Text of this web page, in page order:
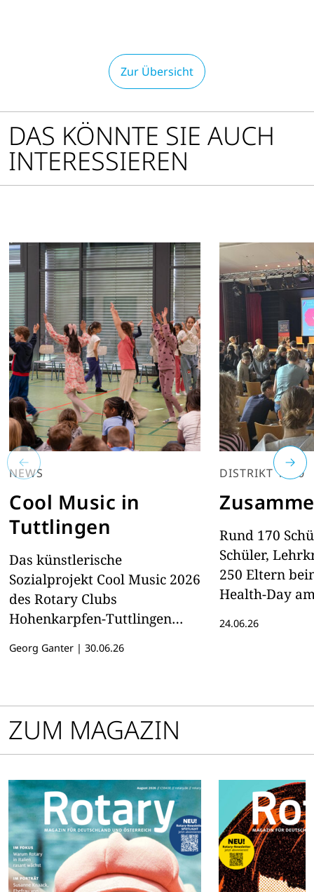
Zur Übersicht
DAS KÖNNTE SIE AUCH
INTERESSIEREN
NEWS
Cool Music in
Tuttlingen
Das künstlerische
Sozialprojekt Cool Music 2026
des Rotary Clubs
Hohenkarpfen-Tuttlingen
Auflage zu einem
Georg Ganter | 30.06.26
DISTRIKT 1890
Rund 170
Schüler,
250 Eltern
Health-Day
24.06.26
ZUM MAGAZIN